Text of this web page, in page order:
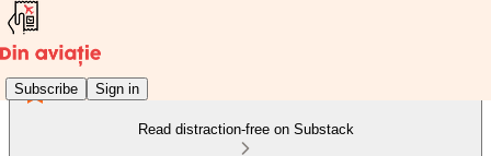
Subscribe Sign in
Read distraction-free on Substack